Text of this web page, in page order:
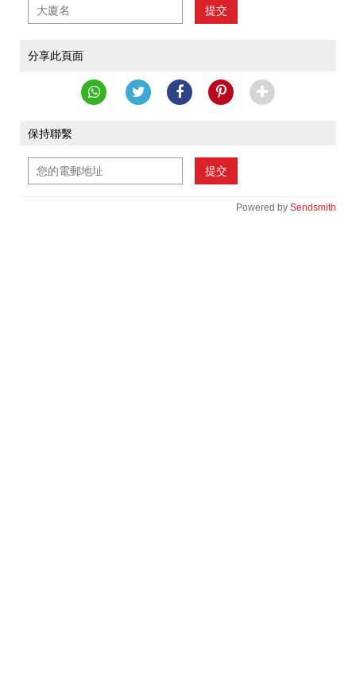
提交
分享此頁面
保持聯繫
提交
Powered by Sendsmith